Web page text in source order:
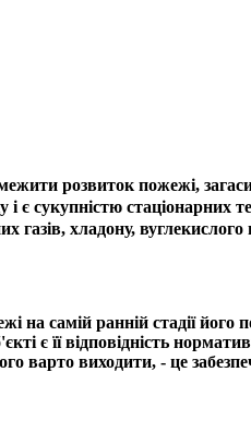
розвиток пожежі,
сукупністю стаціонарних
газів, хладону, вуглекислого
самій ранній стадії
є її відповідність
варто виходити, - це